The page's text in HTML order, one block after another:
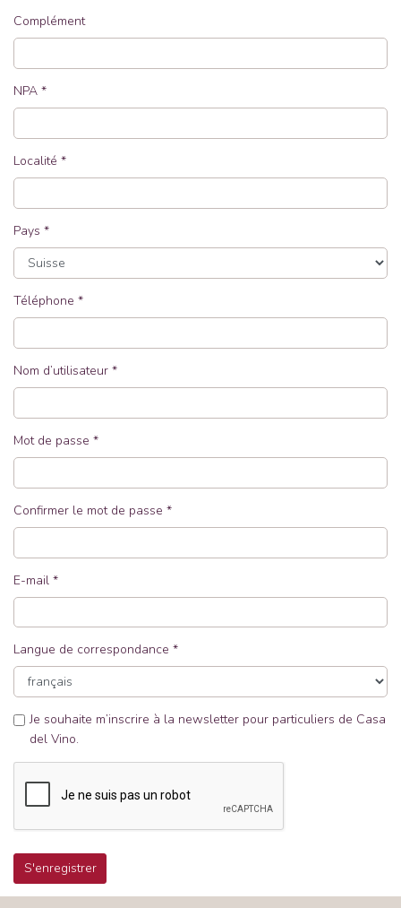
Complément
NPA
Localité
Pays
Téléphone
Nom d’utilisateur
Mot de passe
Confirmer le mot de passe
E-mail
Langue de correspondance
Je souhaite m’inscrire à la newsletter pour particuliers de Casa
del Vino.
S'enregistrer